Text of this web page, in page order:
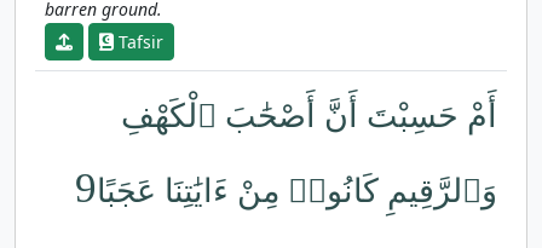
barren ground.
Tafsir
أَمْ حَسِبْتَ أَنَّ أَصْحَٰبَ ٱلْكَهْفِ
وَٱلرَّقِيمِ كَانُوا۟ مِنْ ءَايَٰتِنَا عَجَبًا9